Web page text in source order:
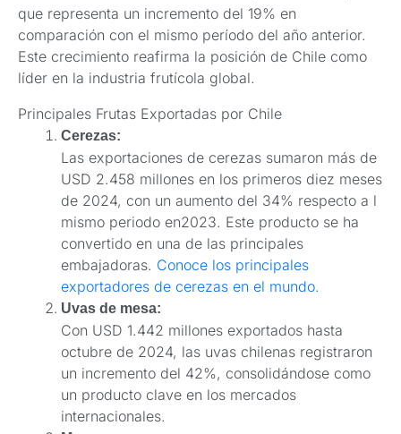
que representa un incremento del 19% en
comparación con el mismo período del año anterior.
Este crecimiento reafirma la posición de Chile como
líder en la industria frutícola global.
Principales Frutas Exportadas por Chile
Cerezas:
Las exportaciones de cerezas sumaron más de
USD 2.458 millones en los primeros diez meses
de 2024, con un aumento del 34% respecto a l
mismo periodo en2023. Este producto se ha
convertido en una de las principales
embajadoras. Conoce los principales
exportadores de cerezas en el mundo.
Uvas de mesa:
Con USD 1.442 millones exportados hasta
octubre de 2024, las uvas chilenas registraron
un incremento del 42%, consolidándose como
un producto clave en los mercados
internacionales.